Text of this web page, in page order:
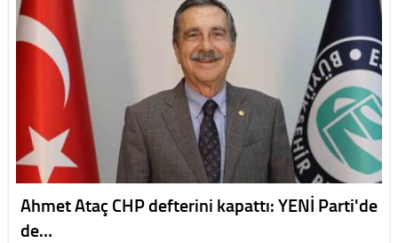
Ahmet Ataç CHP defterini kapattı: YENİ Parti'de
de…